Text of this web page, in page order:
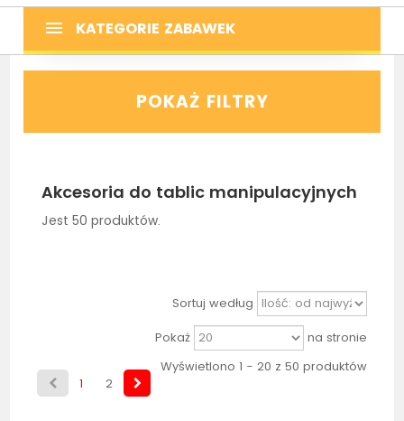
KATEGORIE ZABAWEK
POKAŻ FILTRY
Akcesoria do tablic manipulacyjnych
Jest 50 produktów.
Sortuj według
Pokaż
na stronie
1 2
Wyświetlono 1 - 20 z 50 produktów